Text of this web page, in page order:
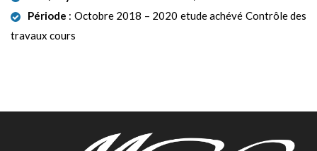
Période : Octobre 2018 – 2020 etude achévé Contrôle des
travaux cours